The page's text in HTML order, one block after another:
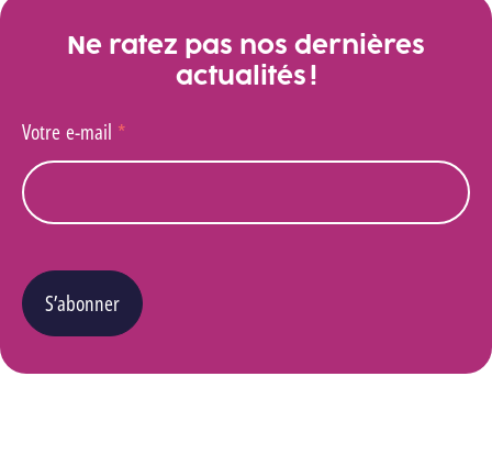
Ne ratez pas nos dernières
actualités !
Votre e-mail *
S’abonner